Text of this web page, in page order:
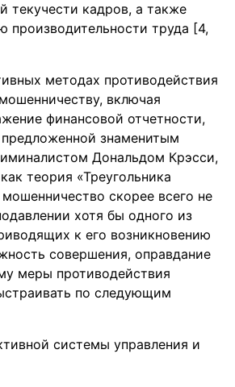
текучести кадров, а также
производительности труда [4,
методах противодействия
включая
финансовой отчетности,
знаменитым
Дональдом Крэсси,
теория «Треугольника
скорее всего не
хотя бы одного из
к его возникновению
совершения, оправдание
меры противодействия
по следующим
системы управления и